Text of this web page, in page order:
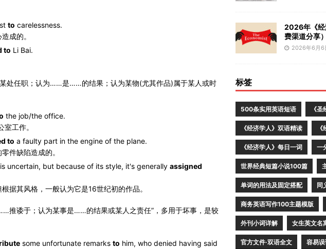
to carelessness.
成的。
to Li Bai.
处任职；认为……是……的结果；认为某物(尤其作品)属于某人或时
the job/the office.
工作。
to a faulty part in the engine of the plane.
件缺陷造成的。
uncertain, but because of its style, it's generally assigned
据其风格，一般认为它是16世纪初的作品。
诿于；认为某事是……的结果或某人之责任”，多用于坏事，是较
some unfortunate remarks to him, who denied having said
2026年《经
费渠道分享）
2026年6月6
标签
500条实用英语短语 《
《经济学人》双语精读
《经济学人》每日一词 一
世界经典短篇小说100篇
单词的用法及固定搭配 同
商务英语写作100主题模版
外刊小词详解 女生英文名
官方文件·双语全文 容易